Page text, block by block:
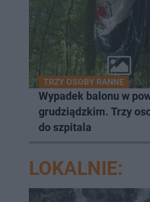
TRZY OSOBY RANNE
Wypadek balonu w
grudziądzkim. Trzy
do szpitala
LOKALNIE: